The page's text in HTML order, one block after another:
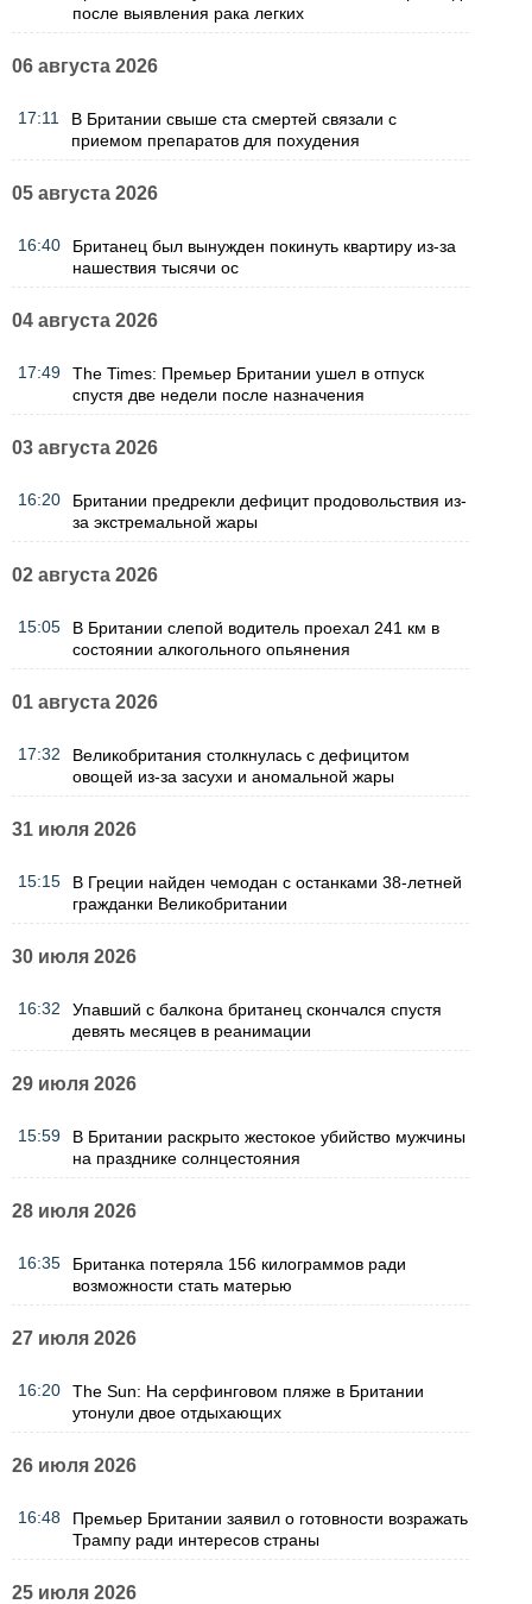
после выявления рака легких
06 августа 2026
17:11
В Британии свыше ста смертей связали с
приемом препаратов для похудения
05 августа 2026
16:40
Британец был вынужден покинуть квартиру из-за
нашествия тысячи ос
04 августа 2026
17:49
The Times: Премьер Британии ушел в отпуск
спустя две недели после назначения
03 августа 2026
16:20
Британии предрекли дефицит продовольствия из-
за экстремальной жары
02 августа 2026
15:05
В Британии слепой водитель проехал 241 км в
состоянии алкогольного опьянения
01 августа 2026
17:32
Великобритания столкнулась с дефицитом
овощей из-за засухи и аномальной жары
31 июля 2026
15:15
В Греции найден чемодан с останками 38-летней
гражданки Великобритании
30 июля 2026
16:32
Упавший с балкона британец скончался спустя
девять месяцев в реанимации
29 июля 2026
15:59
В Британии раскрыто жестокое убийство мужчины
на празднике солнцестояния
28 июля 2026
16:35
Британка потеряла 156 килограммов ради
возможности стать матерью
27 июля 2026
16:20
The Sun: На серфинговом пляже в Британии
утонули двое отдыхающих
26 июля 2026
16:48
Премьер Британии заявил о готовности возражать
Трампу ради интересов страны
25 июля 2026